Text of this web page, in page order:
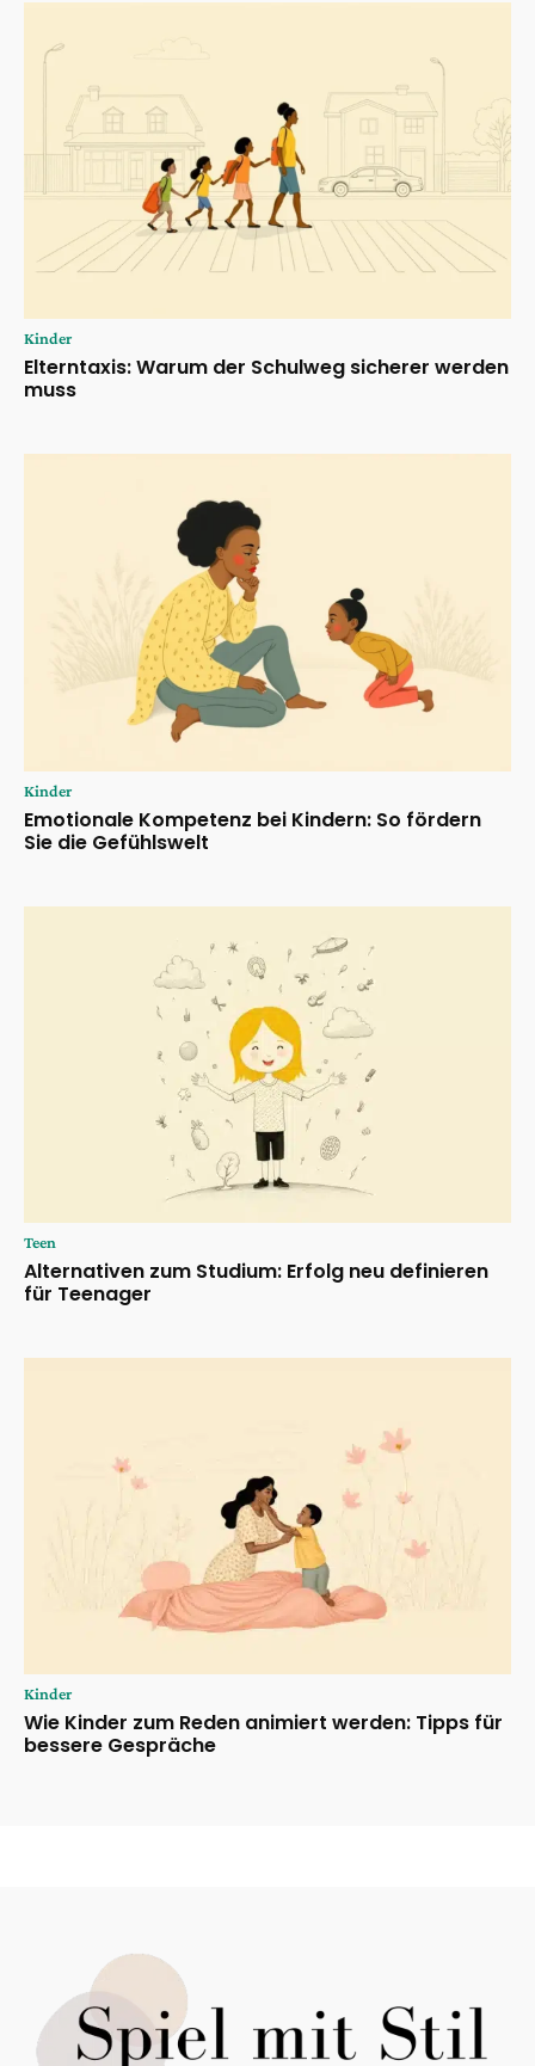
Kinder
Elterntaxis: Warum der Schulweg sicherer werden
muss
Kinder
Emotionale Kompetenz bei Kindern: So fördern
Sie die Gefühlswelt
Teen
Alternativen zum Studium: Erfolg neu definieren
für Teenager
Kinder
Wie Kinder zum Reden animiert werden: Tipps für
bessere Gespräche